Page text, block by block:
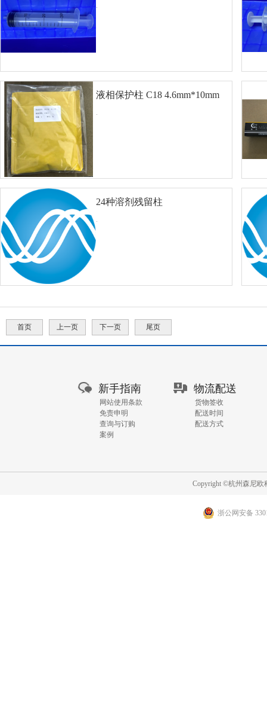
.
查看详细 对比
液相保护柱 C18 4.6mm*10mm
.
查看详细 对比
24种溶剂残留柱
.
查看详细 对比
首页 上一页 下一页 尾页
新手指南
网站使用条款
免责申明
查询与订购
案例
物流配送
货物签收
配送时间
配送方式
Copyright ©杭州森尼
浙公网安备